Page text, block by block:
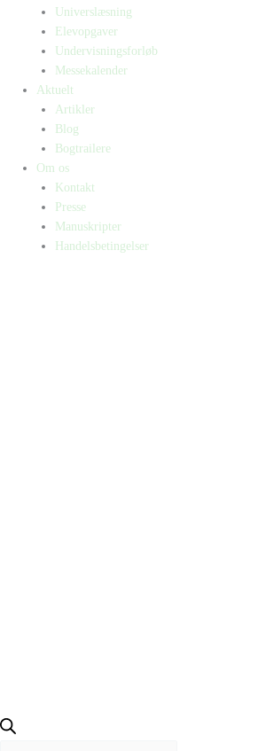
Universlæsning
Elevopgaver
Undervisningsforløb
Messekalender
Aktuelt
Artikler
Blog
Bogtrailere
Om os
Kontakt
Presse
Manuskripter
Handelsbetingelser